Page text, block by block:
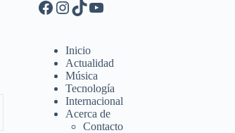
Inicio
Actualidad
Música
Tecnología
Internacional
Acerca de
Contacto